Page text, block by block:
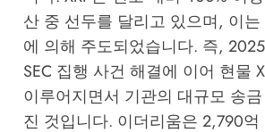
산 중 선두를 달리고 있으며, 이
에 의해 주도되었습니다. 즉,
SEC 집행 사건 해결에 이어 현물
이루어지면서 기관의 대규모 송
진 것입니다. 이더리움은 2,790